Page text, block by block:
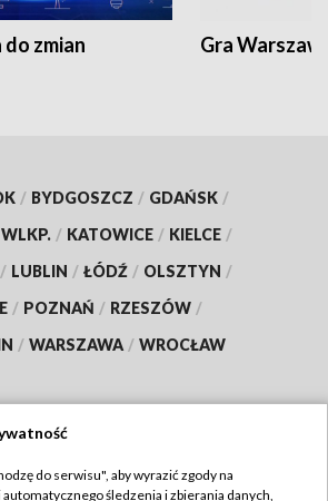
do zmian Gra
/ BYDGOSZCZ / GDAŃSK /
/ KATOWICE / KIELCE /
/ LUBLIN / ŁÓDŹ / OLSZTYN /
/ POZNAŃ / RZESZÓW /
/ WARSZAWA / WROCŁAW
do serwisu", aby wyrazić zgody na
śledzenia i zbierania danych,